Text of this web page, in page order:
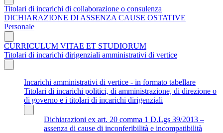
Titolari di incarichi di collaborazione o consulenza
DICHIARAZIONE DI ASSENZA CAUSE OSTATIVE
Personale
CURRICULUM VITAE ET STUDIORUM
Titolari di incarichi dirigenziali amministrativi di vertice
Incarichi amministrativi di vertice - in formato tabellare
Titolari di incarichi politici, di amministrazione, di direzione o
di governo e i titolari di incarichi dirigenziali
Dichiarazioni ex art. 20 comma 1 D.Lgs 39/2013 –
assenza di cause di inconferibilità e incompatibilità